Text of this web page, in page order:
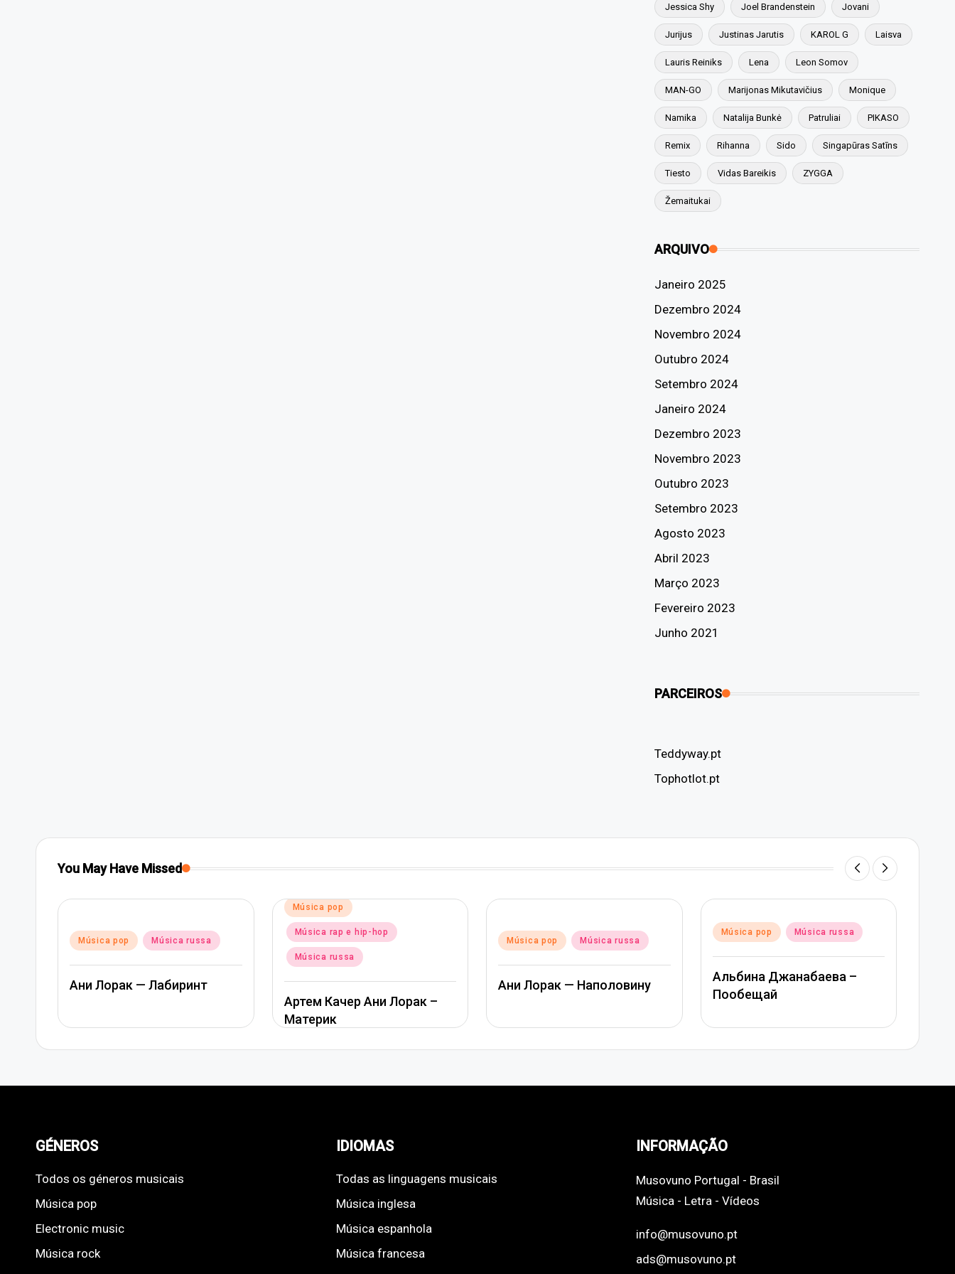
Jessica Shy Joel Brandenstein Jovani
Jurijus Justinas Jarutis KAROL G Laisva
Lauris Reiniks Lena Leon Somov
MAN-GO Marijonas Mikutavičius Monique
Namika Natalija Bunkė Patruliai PIKASO
Remix Rihanna Sido Singapūras Satīns
Tiesto Vidas Bareikis ZYGGA
Žemaitukai
ARQUIVO
Janeiro 2025
Dezembro 2024
Novembro 2024
Outubro 2024
Setembro 2024
Janeiro 2024
Dezembro 2023
Novembro 2023
Outubro 2023
Setembro 2023
Agosto 2023
Abril 2023
Março 2023
Fevereiro 2023
Junho 2021
PARCEIROS
Teddyway.pt
Tophotlot.pt
You May Have Missed
Posted
Música pop Música russa
Ани Лорак — Лабиринт
Posted
in
Música pop
Música rap e hip-hop
Música russa
Артем Качер Ани Лорак –
Материк
Posted
Música pop Música russa
Ани Лорак — Наполовину
Posted
Música pop Música russa
Альбина Джанабаева –
Пообещай
GÉNEROS
Todos os géneros musicais
Música pop
Electronic music
Música rock
IDIOMAS
Todas as linguagens musicais
Música inglesa
Música espanhola
Música francesa
INFORMAÇÃO
Musovuno Portugal - Brasil
Música - Letra - Vídeos
info@musovuno.pt
ads@musovuno.pt